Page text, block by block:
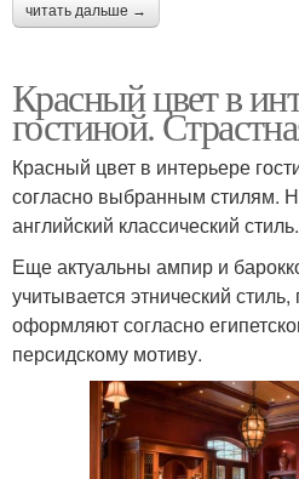
читать дальше →
Красный цвет в
гостиной.
Красный цвет в интерьере
согласно выбранным стилям.
английский классический стиль.
Еще актуальны ампир и
учитывается этнический
оформляют согласно
персидскому мотиву.